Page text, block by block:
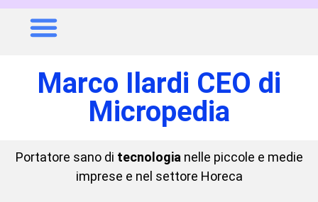
Marco Ilardi CEO di
Micropedia
Portatore sano di tecnologia nelle piccole e medie
imprese e nel settore Horeca